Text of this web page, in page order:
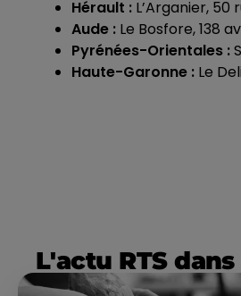
Hérault : L’Arganier, 50
Aude : Le Bosfore, 138
Pyrénées-Orientales :
Haute-Garonne : Le
L'actu RTS